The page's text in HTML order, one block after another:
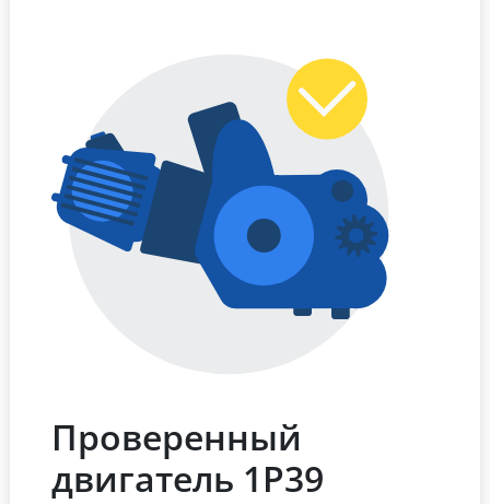
Проверенный
двигатель 1Р39